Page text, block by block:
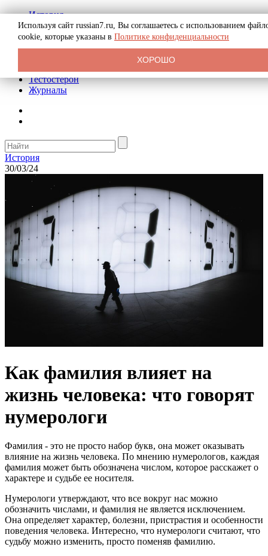
История
Биография
Криминал
Реклама на сайте
Тестостерон
Журналы
История
30/03/24
Как фамилия влияет на
жизнь человека: что говорят
нумерологи
Фамилия - это не просто набор букв, она может оказывать
влияние на жизнь человека. По мнению нумерологов, каждая
фамилия может быть обозначена числом, которое расскажет о
характере и судьбе ее носителя.
Нумерологи утверждают, что все вокруг нас можно
обозначить числами, и фамилия не является исключением.
Она определяет характер, болезни, пристрастия и особенности
поведения человека. Интересно, что нумерологи считают, что
судьбу можно изменить, просто поменяв фамилию.
Используя сайт russian7.ru, Вы соглашаетесь с использованием
cookie, которые указаны в Политике конфиденциальности
ХОРОШО